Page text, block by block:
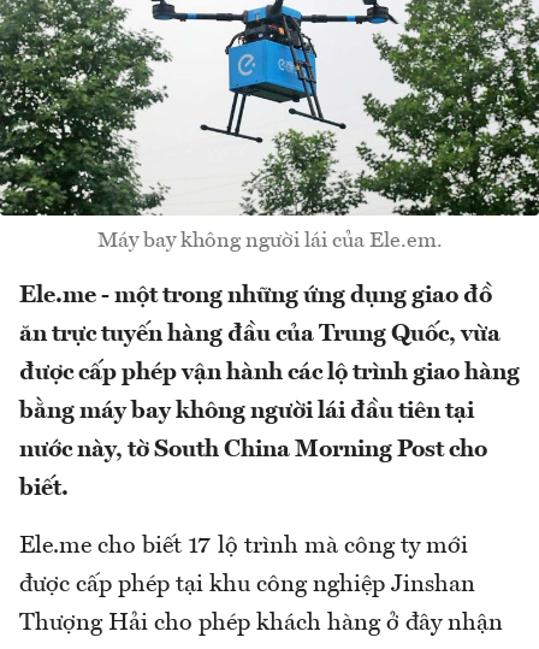
Máy bay không người lái của Ele.em.
Ele.me - một trong những ứng dụng giao đồ
ăn trực tuyến hàng đầu của Trung Quốc, vừa
được cấp phép vận hành các lộ trình giao hàng
bằng máy bay không người lái đầu tiên tại
nước này, tờ South China Morning Post cho
biết.
Ele.me cho biết 17 lộ trình mà công ty mới
được cấp phép tại khu công nghiệp Jinshan
Thượng Hải cho phép khách hàng ở đây nhận